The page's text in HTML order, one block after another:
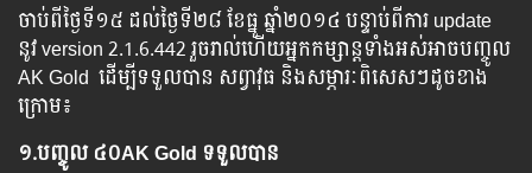
ចាប់​ពី​ថ្ងៃ​ទី​១៥ ដល់​​​ថ្ងៃ​​ទី២៨ ខែធ្នូ ឆ្នាំ​២០១៤ បន្ទាប់​​ពី​​ការ ​update ​
នូវ ​version 2.1.6.442 រួច​​រាល់​​ហើយ​​អ្នក​​កម្សាន្ដ​​ទាំង​​អស់​​អាច​​បញ្ចូល​
AK Gold ​​ ​ដើម្បី​​ទទួល​​បាន​ ​សព្វាវុធ​ និង​​សម្ភារៈ​ពិសេស​ៗ​ដូច​ខាង​
ក្រោម៖
១.​បញ្ចូល៤០AK Gold ទទួលបាន